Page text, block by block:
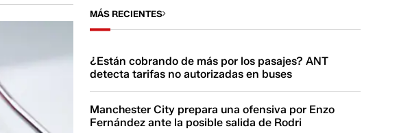
MÁS RECIENTES
¿Están cobrando de más por los pasajes? ANT
detecta tarifas no autorizadas en buses
Manchester City prepara una ofensiva por Enzo
Fernández ante la posible salida de Rodri